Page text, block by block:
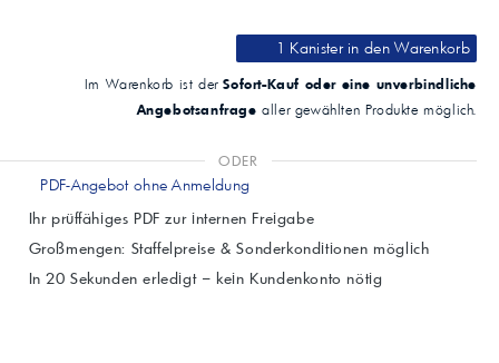
1 Kanisterin den Warenkorb
Im Warenkorb ist derSofort-Kauf oder eine unverbindliche
Angebotsanfrage aller gewählten Produkte möglich.
ODER
PDF-Angebot ohne Anmeldung
Ihr prüffähiges PDF zur internen Freigabe
Großmengen: Staffelpreise & Sonderkonditionen möglich
In 20 Sekunden erledigt – kein Kundenkonto nötig